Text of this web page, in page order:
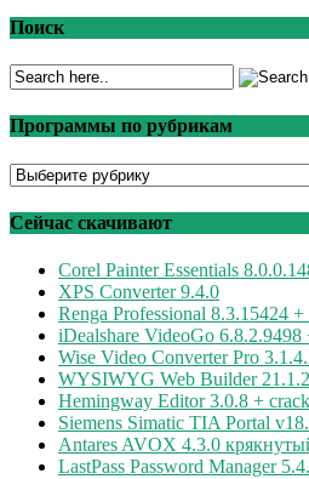
Поиск
Программы по рубрикам
Программы
рубрикам
Сейчас скачивают
Corel Painter Essentials
XPS Converter 9.4.0
Renga Professional 8.3.15424 +
iDealshare VideoGo 6.8.2.9498
Wise Video Converter Pro
WYSIWYG Web Builder
Hemingway Editor 3.0.8 + crack
Siemens Simatic TIA Portal
Antares AVOX 4.3.0
LastPass Password Manager